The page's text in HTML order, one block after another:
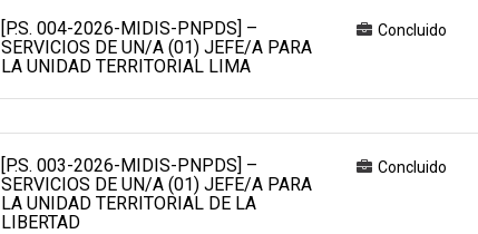
[P.S. 004-2026-MIDIS-PNPDS] –
SERVICIOS DE UN/A (01) JEFE/A PARA
LA UNIDAD TERRITORIAL LIMA
Concluido
[P.S. 003-2026-MIDIS-PNPDS] –
SERVICIOS DE UN/A (01) JEFE/A PARA
LA UNIDAD TERRITORIAL DE LA
LIBERTAD
Concluido